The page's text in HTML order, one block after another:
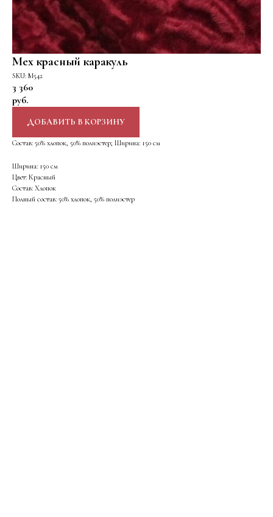
Мех красный каракуль
SKU: М542
3 360
руб.
ДОБАВИТЬ В КОРЗИНУ
Состав: 50% хлопок, 50% полиэстер; Ширина: 150 см
Ширина: 150 см
Цвет: Красный
Состав: Хлопок
Полный состав: 50% хлопок, 50% полиэстер